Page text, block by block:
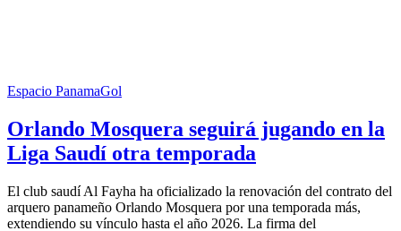
Espacio PanamaGol
Orlando Mosquera seguirá jugando en la
Liga Saudí otra temporada
El club saudí Al Fayha ha oficializado la renovación del contrato del
arquero panameño Orlando Mosquera por una temporada más,
extendiendo su vínculo hasta el año 2026. La firma del